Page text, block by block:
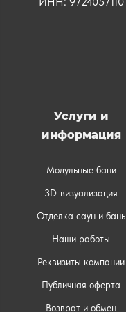
Услуги и
информация
Модульные бани
3D-визуализация
Отделка саун и бань
Наши работы
Реквизиты компании
Публичная оферта
Возврат и обмен